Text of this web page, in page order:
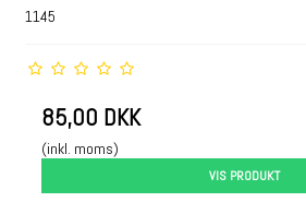
1145
85,00 DKK
(inkl. moms)
VIS PRODUKT